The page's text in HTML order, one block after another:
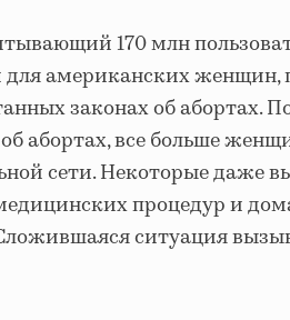
170 млн
американских
законах об абортах.
абортах, все больше
сети. Некоторые даже
процедур и
ситуация